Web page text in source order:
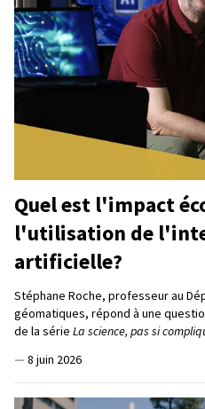
Quel est l'impact
l'utilisation de
artificielle?
Stéphane Roche, professeur au
géomatiques, répond à une
de la série La science, pas si
— 8 juin 2026